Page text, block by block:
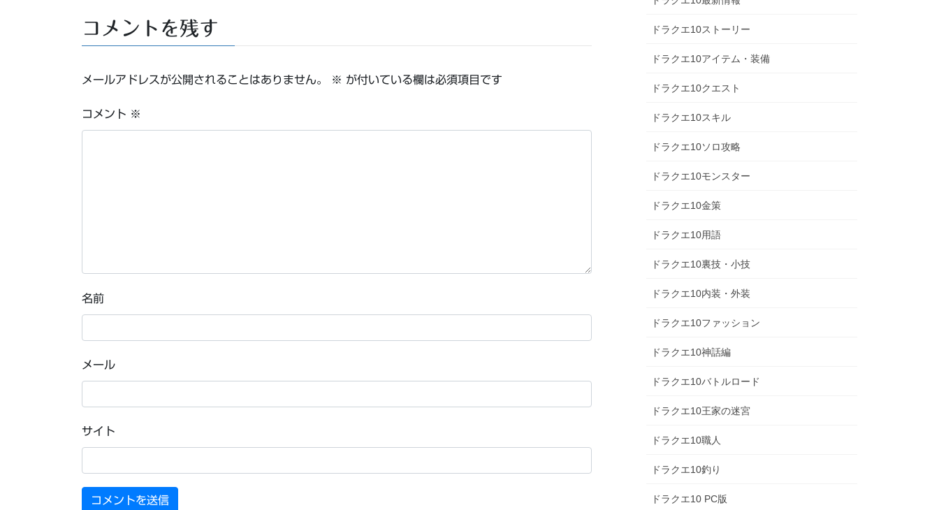
コメントを残す
メールアドレスが公開されることはありません。 ※ が付いている欄は必須項目です
コメント ※
名前
メール
サイト
ドラクエ10ストーリー
ドラクエ10アイテム・装備
ドラクエ10クエスト
ドラクエ10スキル
ドラクエ10ソロ攻略
ドラクエ10モンスター
ドラクエ10金策
ドラクエ10用語
ドラクエ10裏技・小技
ドラクエ10内装・外装
ドラクエ10ファッション
ドラクエ10神話編
ドラクエ10バトルロード
ドラクエ10王家の迷宮
ドラクエ10職人
ドラクエ10釣り
ドラクエ10 PC版